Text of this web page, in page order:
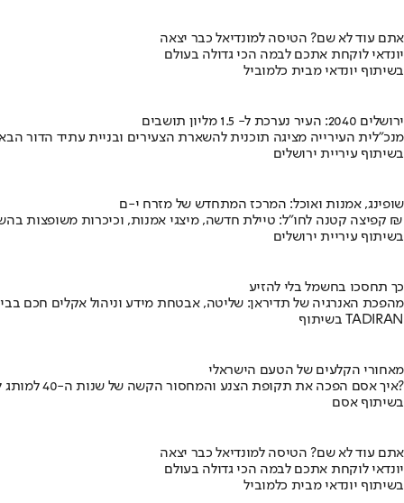
אתם עוד לא שם? הטיסה למונדיאל כבר יצאה
יונדאי לוקחת אתכם לבמה הכי גדולה בעולם
בשיתוף יונדאי מבית כלמוביל
ירושלים 2040: העיר נערכת ל- 1.5 מליון תושבים
מנכ"לית העירייה מציגה תוכנית להשארת הצעירים ובניית עתיד הדור
בשיתוף עיריית ירושלים
שופינג, אמנות ואוכל: המרכז המתחדש של מזרח י-ם
קפיצה קטנה לחו"ל: טיילת חדשה, מיצגי אמנות, וכיכרות משופצות בהשקעה של 100 מיליון ₪
בשיתוף עיריית ירושלים
כך תחסכו בחשמל בלי להזיע
מהפכת האנרגיה של תדיראן: שליטה, אבטחת מידע וניהול אקלים חכם
בשיתוף TADIRAN
מאחורי הקלעים של הטעם הישראלי
איך אסם הפכה את תקופת הצנע והמחסור הקשה של שנות ה-40 למותג לאומי?
בשיתוף אסם
אתם עוד לא שם? הטיסה למונדיאל כבר יצאה
יונדאי לוקחת אתכם לבמה הכי גדולה בעולם
בשיתוף יונדאי מבית כלמוביל